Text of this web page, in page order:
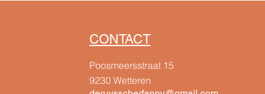
CONTACT
Poosmeersstraat 15
9230 Wetteren